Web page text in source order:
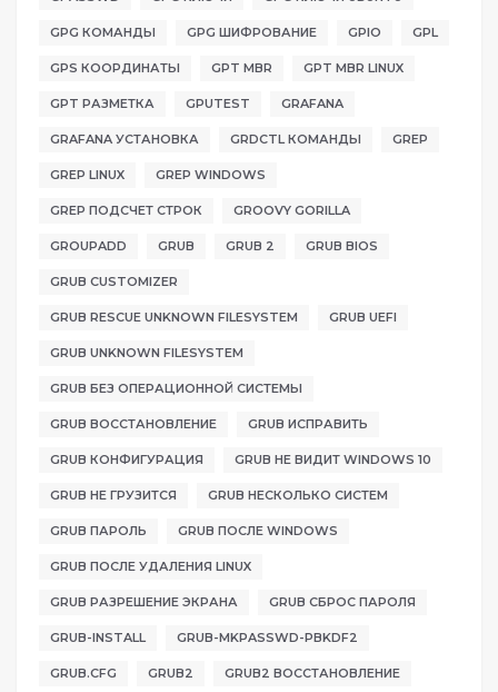
GPG КОМАНДЫ GPG ШИФРОВАНИЕ GPIO GPL
GPS КООРДИНАТЫ GPT MBR GPT MBR LINUX
GPT РАЗМЕТКА GPUTEST GRAFANA
GRAFANA УСТАНОВКА GRDCTL КОМАНДЫ GREP
GREP LINUX GREP WINDOWS
GREP ПОДСЧЕТ СТРОК GROOVY GORILLA
GROUPADD GRUB GRUB 2 GRUB BIOS
GRUB CUSTOMIZER
GRUB RESCUE UNKNOWN FILESYSTEM GRUB UEFI
GRUB UNKNOWN FILESYSTEM
GRUB БЕЗ ОПЕРАЦИОННОЙ СИСТЕМЫ
GRUB ВОССТАНОВЛЕНИЕ GRUB ИСПРАВИТЬ
GRUB КОНФИГУРАЦИЯ GRUB НЕ ВИДИТ WINDOWS 10
GRUB НЕ ГРУЗИТСЯ GRUB НЕСКОЛЬКО СИСТЕМ
GRUB ПАРОЛЬ GRUB ПОСЛЕ WINDOWS
GRUB ПОСЛЕ УДАЛЕНИЯ LINUX
GRUB РАЗРЕШЕНИЕ ЭКРАНА GRUB СБРОС ПАРОЛЯ
GRUB-INSTALL GRUB-MKPASSWD-PBKDF2
GRUB.CFG GRUB2 GRUB2 ВОССТАНОВЛЕНИЕ